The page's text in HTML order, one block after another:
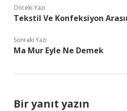
Önceki Yazı
Tekstil Ve Konfeksiyon
Sonraki Yazı
Ma Mur Eyle Ne Demek
Bir yanıt yazın